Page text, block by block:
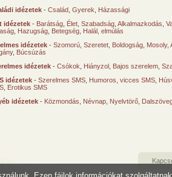
idézetek - Család Gyerek
Házassági
idézetek - Barátság Élet Szabadság Alkalmazkodás
Hazugság Betegség Halál, elmúlás
idézetek - Szomorú Szeretet Boldogság Mosoly,
, Búcsúzás
idézetek - Csókok Hiányzol Bajos szerelem
idézetek - Szerelmes SMS Humoros, vicces SMS
Erotikus SMS
idézetek - Közmondás Névnap Nyelvtörő